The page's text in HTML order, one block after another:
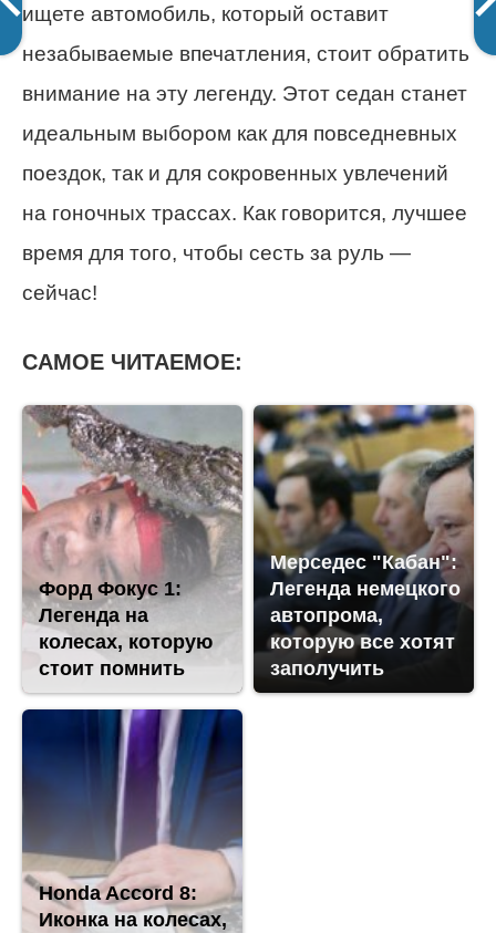
ищете автомобиль, который оставит
незабываемые впечатления, стоит обратить
внимание на эту легенду. Этот седан станет
идеальным выбором как для повседневных
поездок, так и для сокровенных увлечений
на гоночных трассах. Как говорится, лучшее
время для того, чтобы сесть за руль —
сейчас!
САМОЕ ЧИТАЕМОЕ:
Форд Фокус 1:
Легенда на
колесах, которую
стоит помнить
Мерседес "Кабан":
Легенда немецкого
автопрома,
которую все хотят
заполучить
Honda Accord 8:
Иконка на колесах,